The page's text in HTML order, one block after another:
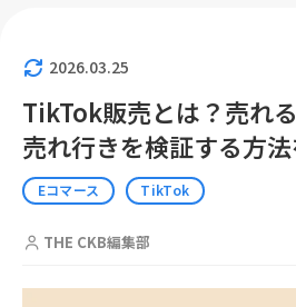
2026.03.25
TikTok販売とは？売れ
売れ行きを検証する方
Eコマース TikTok
THE CKB編集部